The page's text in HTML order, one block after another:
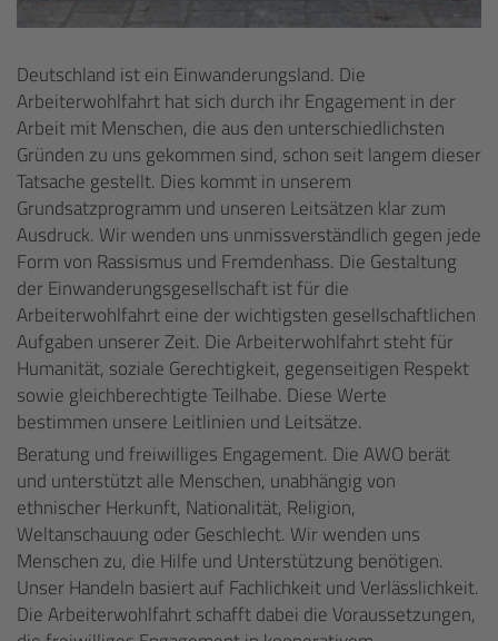
Deutschland ist ein Einwanderungsland. Die
Arbeiterwohlfahrt hat sich durch ihr Engagement in der
Arbeit mit Menschen, die aus den unterschiedlichsten
Gründen zu uns gekommen sind, schon seit langem dieser
Tatsache gestellt. Dies kommt in unserem
Grundsatzprogramm und unseren Leitsätzen klar zum
Ausdruck. Wir wenden uns unmissverständlich gegen jede
Form von Rassismus und Fremdenhass. Die Gestaltung
der Einwanderungsgesellschaft ist für die
Arbeiterwohlfahrt eine der wichtigsten gesellschaftlichen
Aufgaben unserer Zeit. Die Arbeiterwohlfahrt steht für
Humanität, soziale Gerechtigkeit, gegenseitigen Respekt
sowie gleichberechtigte Teilhabe. Diese Werte
bestimmen unsere Leitlinien und Leitsätze.
Beratung und freiwilliges Engagement. Die AWO berät
und unterstützt alle Menschen, unabhängig von
ethnischer Herkunft, Nationalität, Religion,
Weltanschauung oder Geschlecht. Wir wenden uns
Menschen zu, die Hilfe und Unterstützung benötigen.
Unser Handeln basiert auf Fachlichkeit und Verlässlichkeit.
Die Arbeiterwohlfahrt schafft dabei die Voraussetzungen,